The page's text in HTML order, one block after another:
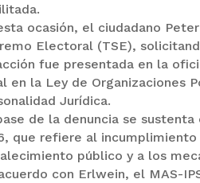
ocasión, el ciudadano
Electoral (TSE),
fue presentada en la
en la Ley de Organizaciones
Jurídica.
de la denuncia se
que refiere al
público y a los
con Erlwein, el MAS-